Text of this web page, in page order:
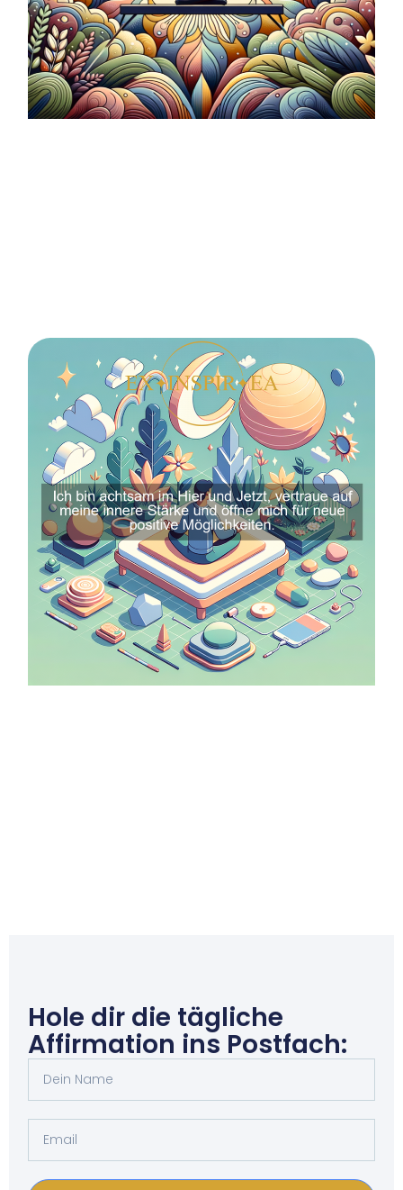
Hole dir die tägliche
Affirmation ins Postfach: